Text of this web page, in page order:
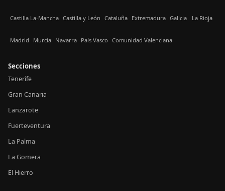
Castilla La-Mancha Castilla y León Cataluña Extremadura Galicia La Rioja
Madrid Murcia Navarra País Vasco Comunidad Valenciana
Secciones
Tenerife
Gran Canaria
Lanzarote
Fuerteventura
La Palma
La Gomera
El Hierro